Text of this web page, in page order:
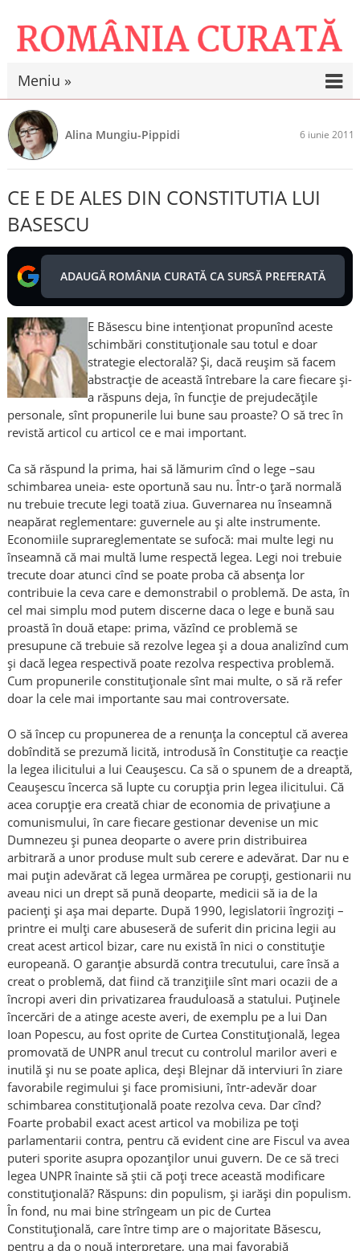
Meniu »
Alina Mungiu-Pippidi 6 iunie 2011
CE E DE ALES DIN CONSTITUTIA LUI
BASESCU
ADAUGĂ ROMÂNIA CURATĂ CA SURSĂ PREFERATĂ
E Băsescu bine intenţionat propunînd aceste
schimbări constituţionale sau totul e doar
strategie electorală? Şi, dacă reuşim să facem
abstracţie de această întrebare la care fiecare şi-
a răspuns deja, în funcţie de prejudecăţile
personale, sînt propunerile lui bune sau proaste? O să trec în
revistă articol cu articol ce e mai important.
Ca să răspund la prima, hai să lămurim cînd o lege –sau
schimbarea uneia- este oportună sau nu. Într-o ţară normală
nu trebuie trecute legi toată ziua. Guvernarea nu înseamnă
neapărat reglementare: guvernele au şi alte instrumente.
Economiile suprareglementate se sufocă: mai multe legi nu
înseamnă că mai multă lume respectă legea. Legi noi trebuie
trecute doar atunci cînd se poate proba că absenţa lor
contribuie la ceva care e demonstrabil o problemă. De asta, în
cel mai simplu mod putem discerne daca o lege e bună sau
proastă în două etape: prima, văzînd ce problemă se
presupune că trebuie să rezolve legea şi a doua analizînd cum
şi dacă legea respectivă poate rezolva respectiva problemă.
Cum propunerile constituţionale sînt mai multe, o să ră refer
doar la cele mai importante sau mai controversate.
O să încep cu propunerea de a renunţa la conceptul că averea
dobîndită se prezumă licită, introdusă în Constituţie ca reacţie
la legea ilicitului a lui Ceauşescu. Ca să o spunem de a dreaptă,
Ceauşescu încerca să lupte cu corupţia prin legea ilicitului. Că
acea corupţie era creată chiar de economia de privaţiune a
comunismului, în care fiecare gestionar devenise un mic
Dumnezeu şi punea deoparte o avere prin distribuirea
arbitrară a unor produse mult sub cerere e adevărat. Dar nu e
mai puţin adevărat că legea urmărea pe corupţi, gestionarii nu
aveau nici un drept să pună deoparte, medicii să ia de la
pacienţi şi aşa mai departe. După 1990, legislatorii îngroziţi –
printre ei mulţi care abuseseră de suferit din pricina legii au
creat acest articol bizar, care nu există în nici o constituţie
europeană. O garanţie absurdă contra trecutului, care însă a
creat o problemă, dat fiind că tranziţiile sînt mari ocazii de a
încropi averi din privatizarea frauduloasă a statului. Puţinele
încercări de a atinge aceste averi, de exemplu pe a lui Dan
Ioan Popescu, au fost oprite de Curtea Constituţională, legea
promovată de UNPR anul trecut cu controlul marilor averi e
inutilă şi nu se poate aplica, deşi Blejnar dă interviuri în ziare
favorabile regimului şi face promisiuni, într-adevăr doar
schimbarea constituţională poate rezolva ceva. Dar cînd?
Foarte probabil exact acest articol va mobiliza pe toţi
parlamentarii contra, pentru că evident cine are Fiscul va avea
puteri sporite asupra opozanţilor unui guvern. De ce să treci
legea UNPR înainte să ştii că poţi trece această modificare
constituţională? Răspuns: din populism, şi iarăşi din populism.
În fond, nu mai bine strîngeam un pic de Curtea
Constituţională, care între timp are o majoritate Băsescu,
pentru a da o nouă interpretare, una mai favorabiă